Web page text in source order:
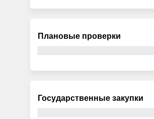
Плановые проверки
Государственные закупки